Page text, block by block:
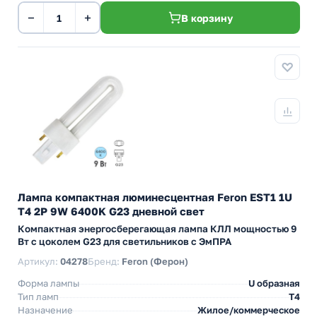
− + В корзину
Лампа компактная люминесцентная Feron EST1 1U
T4 2P 9W 6400K G23 дневной свет
Компактная энергосберегающая лампа КЛЛ мощностью 9
Вт с цоколем G23 для светильников с ЭмПРА
Артикул: 04278Бренд: Feron (Ферон)
Форма лампы
U образная
Тип ламп
T4
Назначение
Жилое/коммерческое